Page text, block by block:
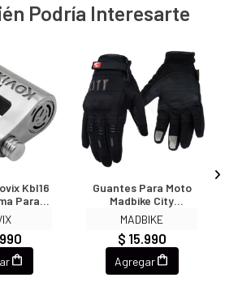
Podría Interesarte
Kbl16
Para
Guantes Para Moto
Madbike City
Protecciones Touch
MADBIKE
$ 15.990
Agregar